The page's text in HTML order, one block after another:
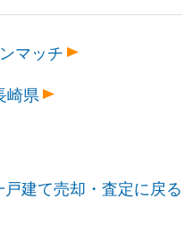
マッチ
崎県
建て売却・査定に戻る